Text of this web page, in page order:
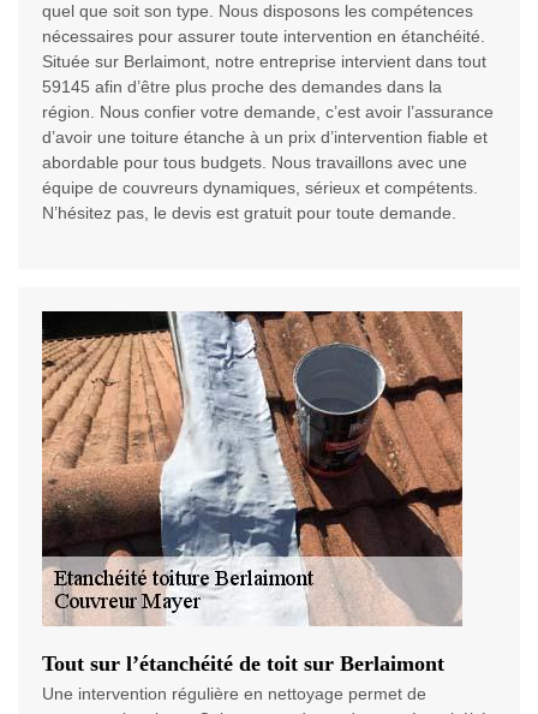
quel que soit son type. Nous disposons les compétences
nécessaires pour assurer toute intervention en étanchéité.
Située sur Berlaimont, notre entreprise intervient dans tout
59145 afin d’être plus proche des demandes dans la
région. Nous confier votre demande, c’est avoir l’assurance
d’avoir une toiture étanche à un prix d’intervention fiable et
abordable pour tous budgets. Nous travaillons avec une
équipe de couvreurs dynamiques, sérieux et compétents.
N’hésitez pas, le devis est gratuit pour toute demande.
Tout sur l’étanchéité de toit sur Berlaimont
Une intervention régulière en nettoyage permet de